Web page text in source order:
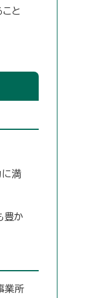
と
に満
豊か
業所